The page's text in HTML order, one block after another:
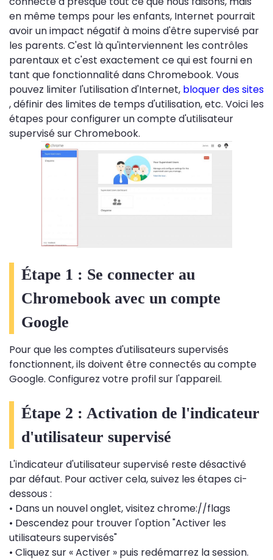
en même temps pour les enfants, Internet pourrait
avoir un impact négatif à moins d'être supervisé par
les parents. C'est là qu'interviennent les contrôles
parentaux et c'est exactement ce qui est fourni en
tant que fonctionnalité dans Chromebook. Vous
pouvez limiter l'utilisation d'Internet, bloquer des sites
, définir des limites de temps d'utilisation, etc. Voici les
étapes pour configurer un compte d'utilisateur
supervisé sur Chromebook.
Étape 1 : Se connecter au
Chromebook avec un compte
Google
Pour que les comptes d'utilisateurs supervisés
fonctionnent, ils doivent être connectés au compte
Google. Configurez votre profil sur l'appareil.
Étape 2 : Activation de l'indicateur
d'utilisateur supervisé
L'indicateur d'utilisateur supervisé reste désactivé
par défaut. Pour activer cela, suivez les étapes ci-
dessous :
• Dans un nouvel onglet, visitez chrome://flags
• Descendez pour trouver l'option "Activer les
utilisateurs supervisés"
• Cliquez sur « Activer » puis redémarrez la session.